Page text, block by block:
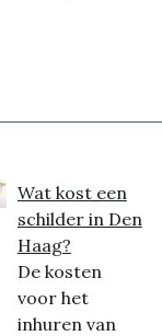
Wat kost een
schilder in Den
Haag?
De kosten
voor het
inhuren van